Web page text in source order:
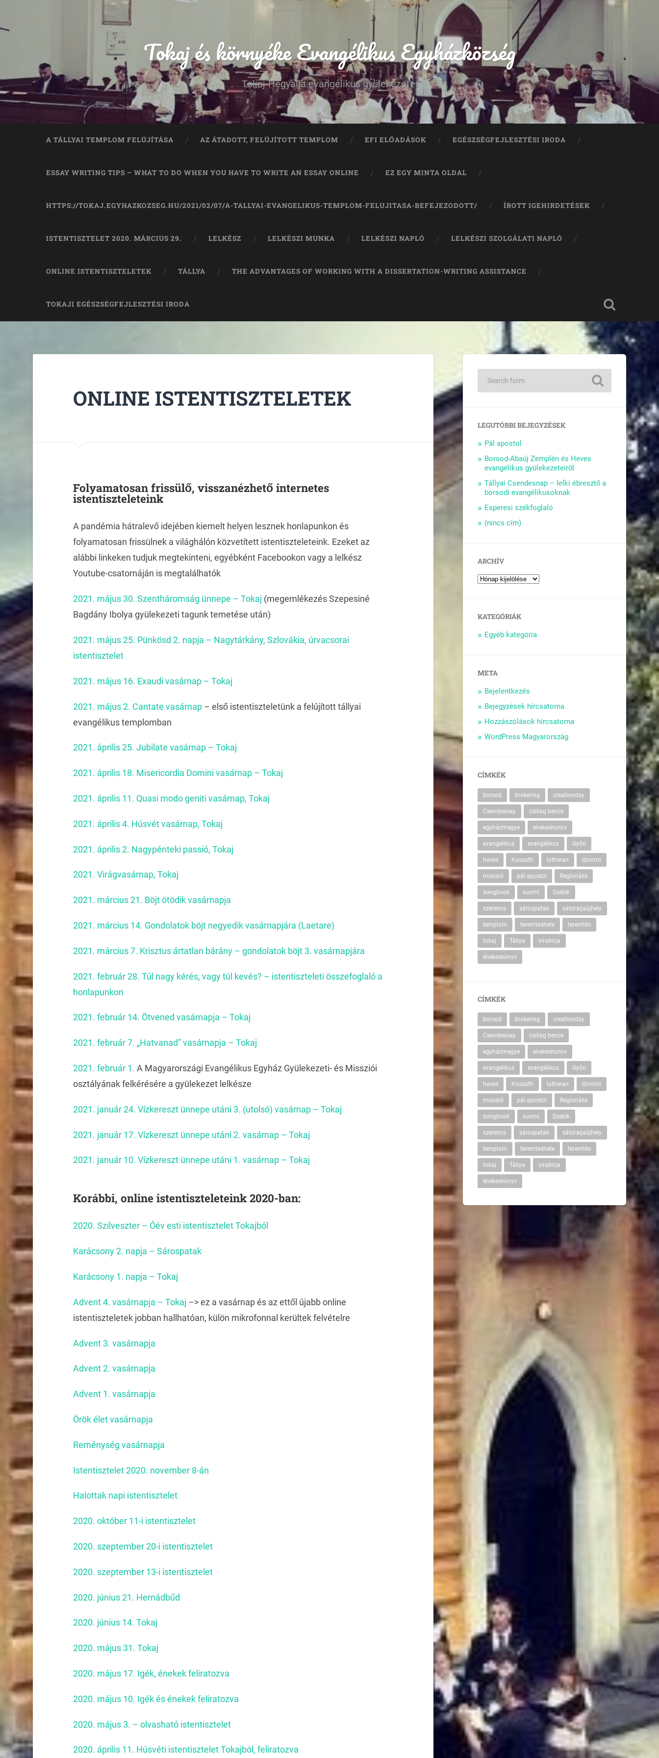
Tokaj és környéke Evangélikus Egyházközség
Tokaj-Hegyalja evangélikus gyülekezetei
A TÁLLYAI TEMPLOM FELÚJÍTÁSA AZ ÁTADOTT, FELÚJÍTOTT TEMPLOM EFI ELŐADÁSOK EGÉSZSÉGFEJLESZTÉSI IRODA
ESSAY WRITING TIPS – WHAT TO DO WHEN YOU HAVE TO WRITE AN ESSAY ONLINE EZ EGY MINTA OLDAL
HTTPS://TOKAJ.EGYHAZKOZSEG.HU/2021/02/07/A-TALLYAI-EVANGELIKUS-TEMPLOM-FELUJITASA-BEFEJEZODOTT/ ÍROTT IGEHIRDETÉSEK
ISTENTISZTELET 2020. MÁRCIUS 29. LELKÉSZ LELKÉSZI MUNKA LELKÉSZI NAPLÓ LELKÉSZI SZOLGÁLATI NAPLÓ
ONLINE ISTENTISZTELETEK TÁLLYA THE ADVANTAGES OF WORKING WITH A DISSERTATION-WRITING ASSISTANCE
TOKAJI EGÉSZSÉGFEJLESZTÉSI IRODA
ONLINE ISTENTISZTELETEK
Folyamatosan frissülő, visszanézhető internetes
istentiszteleteink
A pandémia hátralevő idejében kiemelt helyen lesznek honlapunkon és
folyamatosan frissülnek a világhálón közvetített istentiszteleteink. Ezeket az
alábbi linkeken tudjuk megtekinteni, egyébként Facebookon vagy a lelkész
Youtube-csatornáján is megtalálhatók
2021. május 30. Szentháromság ünnepe – Tokaj (megemlékezés Szepesiné
Bagdány Ibolya gyülekezeti tagunk temetése után)
2021. május 25. Pünkösd 2. napja – Nagytárkány, Szlovákia, úrvacsorai
istentisztelet
2021. május 16. Exaudi vasárnap – Tokaj
2021. május 2. Cantate vasárnap– első istentiszteletünk a felújított tállyai
evangélikus templomban
2021. április 25. Jubilate vasárnap – Tokaj
2021. április 18. Misericordia Domini vasárnap – Tokaj
2021. április 11. Quasi modo geniti vasárnap, Tokaj
2021. április 4. Húsvét vasárnap, Tokaj
2021. április 2. Nagypénteki passió, Tokaj
2021. Virágvasárnap, Tokaj
2021. március 21. Böjt ötödik vasárnapja
2021. március 14. Gondolatok böjt negyedik vasárnapjára (Laetare)
2021. március 7. Krisztus ártatlan bárány – gondolatok böjt 3. vasárnapjára
2021. február 28. Túl nagy kérés, vagy túl kevés? – istentiszteleti összefoglaló a
honlapunkon
2021. február 14. Ötvened vasárnapja – Tokaj
2021. február 7. „Hatvanad” vasárnapja – Tokaj
2021. február 1. A Magyarországi Evangélikus Egyház Gyülekezeti- és Missziói
osztályának felkérésére a gyülekezet lelkésze
2021. január 24. Vízkereszt ünnepe utáni 3. (utolsó) vasárnap – Tokaj
2021. január 17. Vízkereszt ünnepe utáni 2. vasárnap – Tokaj
2021. január 10. Vízkereszt ünnepe utáni 1. vasárnap – Tokaj
Korábbi, online istentiszteleteink 2020-ban:
2020. Szilveszter – Óév esti istentisztelet Tokajból
Karácsony 2. napja – Sárospatak
Karácsony 1. napja – Tokaj
Advent 4. vasárnapja – Tokaj –> ez a vasárnap és az ettől újabb online
istentiszteletek jobban hallhatóan, külön mikrofonnal kerültek felvételre
Advent 3. vasárnapja
Advent 2. vasárnapja
Advent 1. vasárnapja
Örök élet vasárnapja
Reménység vasárnapja
Istentisztelet 2020. november 8-án
Halottak napi istentisztelet
2020. október 11-i istentisztelet
2020. szeptember 20-i istentisztelet
2020. szeptember 13-i istentisztelet
2020. június 21. Hernádbűd
2020. június 14. Tokaj
2020. május 31. Tokaj
2020. május 17. Igék, énekek feliratozva
2020. május 10. Igék és énekek feliratozva
2020. május 3. – olvasható istentisztelet
2020. április 11. Húsvéti istentisztelet Tokajból, feliratozva
LEGUTÓBBI BEJEGYZÉSEK
Pál apostol
Borsod-Abaúj Zemplén és Heves
evangélikus gyülekezeteiről
Tállyai Csendesnap – lelki ébresztő a
borsodi evangélikusoknak
Esperesi székfoglaló
(nincs cím)
ARCHÍV
KATEGÓRIÁK
Egyéb kategória
META
Bejelentkezés
Bejegyzések hírcsatorna
Hozzászólások hírcsatorna
WordPress Magyarország
CÍMKÉK
borsod brokering creationday
Csendesnap csillag bence
egyházmegye enekeskonyv
evangelikus evangélikus Győri
heves Kossuth lutheran lönnrot
misszió pál apostol Regionális
songbook suomi Szebik
szerencs sárospatak sátoraljaújhely
templom teremteshete teremtés
tokaj Tállya virsikirja
énekeskönyv
CÍMKÉK
borsod brokering creationday
Csendesnap csillag bence
egyházmegye enekeskonyv
evangelikus evangélikus Győri
heves Kossuth lutheran lönnrot
misszió pál apostol Regionális
songbook suomi Szebik
szerencs sárospatak sátoraljaújhely
templom teremteshete teremtés
tokaj Tállya virsikirja
énekeskönyv